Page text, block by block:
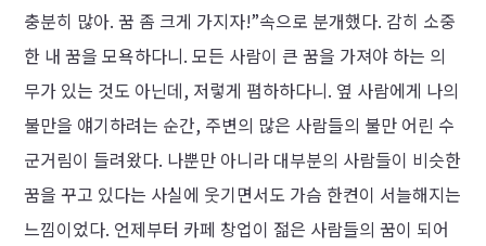
충분히 많아. 꿈 좀 크게 가지자!”속으로 분개했다. 감히 소중
한 내 꿈을 모욕하다니. 모든 사람이 큰 꿈을 가져야 하는 의
무가 있는 것도 아닌데, 저렇게 폄하하다니. 옆 사람에게 나의
불만을 얘기하려는 순간, 주변의 많은 사람들의 불만 어린 수
군거림이 들려왔다. 나뿐만 아니라 대부분의 사람들이 비슷한
꿈을 꾸고 있다는 사실에 웃기면서도 가슴 한켠이 서늘해지는
느낌이었다. 언제부터 카페 창업이 젊은 사람들의 꿈이 되어